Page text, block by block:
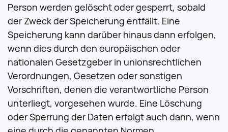
Person werden gelöscht oder gesperrt, sobald
der Zweck der Speicherung entfällt. Eine
Speicherung kann darüber hinaus dann erfolgen,
wenn dies durch den europäischen oder
nationalen Gesetzgeber in unionsrechtlichen
Verordnungen, Gesetzen oder sonstigen
Vorschriften, denen die verantwortliche Person
unterliegt, vorgesehen wurde. Eine Löschung
oder Sperrung der Daten erfolgt auch dann, wenn